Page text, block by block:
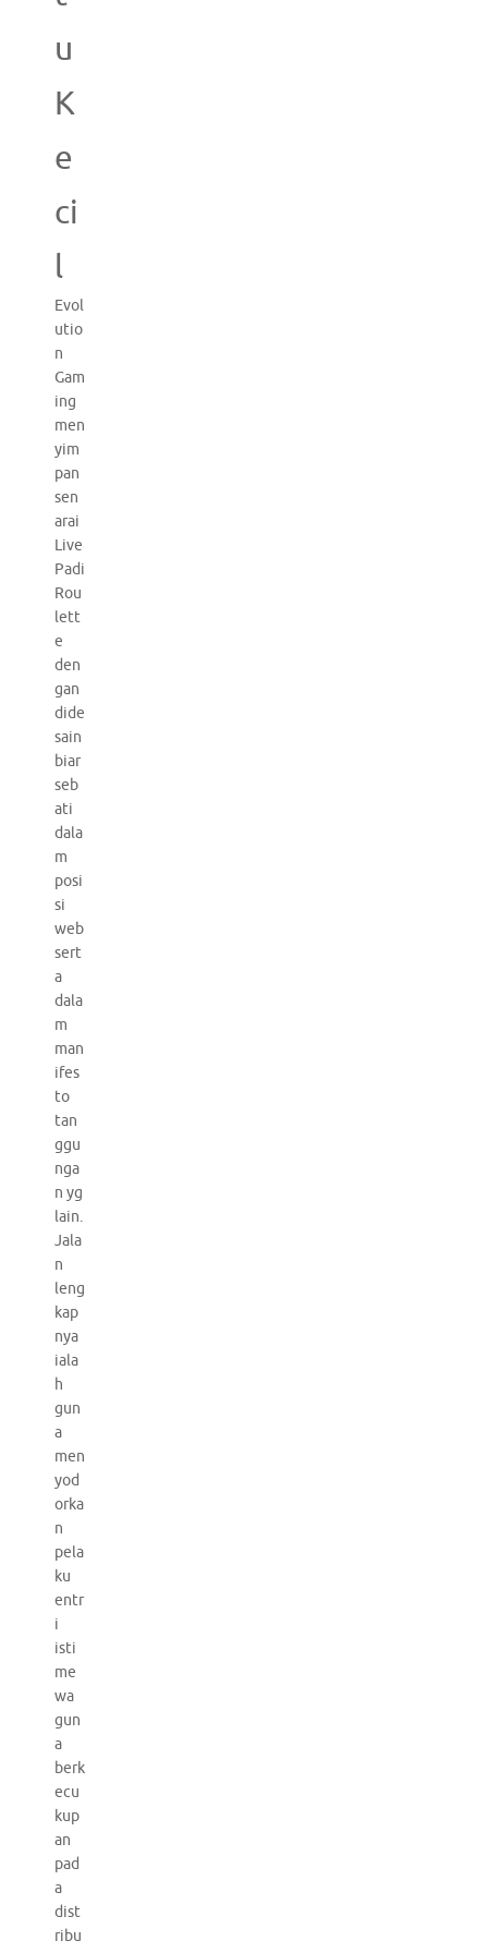
u
K
e
ci
l
Evol
utio
n
Gam
ing
men
yim
pan
sen
arai
Live
Padi
Rou
lett
e
den
gan
dide
sain
biar
seb
ati
dala
m
posi
si
web
sert
a
dala
m
man
ifes
to
tan
ggu
nga
n yg
lain.
Jala
n
leng
kap
nya
iala
h
gun
a
men
yod
orka
n
pela
ku
entr
i
isti
me
wa
gun
a
berk
ecu
kup
an
pad
a
dist
ribu